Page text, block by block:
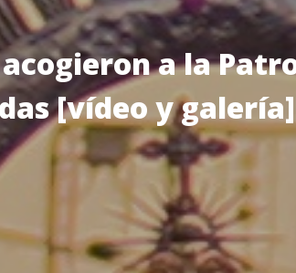
a la
[vídeo y galería]